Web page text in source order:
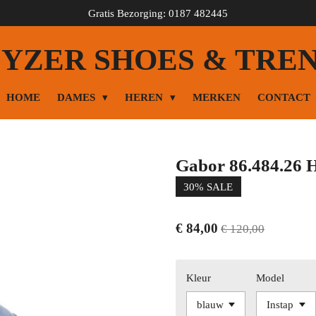
Gratis Bezorging: 0187 482445
SHOES &
HOME DAMES HEREN MERKEN CONTACT
Gabor 86.484.26
30% SALE
€ 84,00 € 120,00
Kleur Model